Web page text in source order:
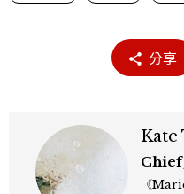
分享
Kate
Chief
《